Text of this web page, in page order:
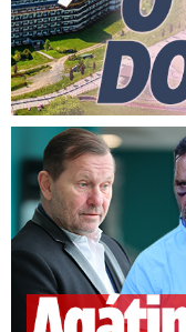
Útok na Jaromíra